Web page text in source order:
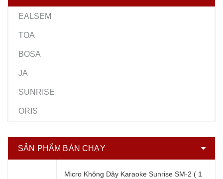
EALSEM
TOA
BOSA
JA
SUNRISE
ORIS
SẢN PHẨM BÁN CHẠY
Micro Không Dây Karaoke Sunrise SM-2 ( 1